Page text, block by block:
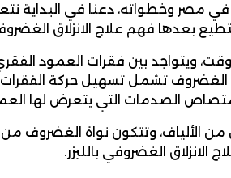
في مصر وخطواته، دعنا في
بعدها فهم علاج الانزلاق الغضروفي
الغضروف تشمل تسهيل حركة
الصدمات التي يتعرض لها